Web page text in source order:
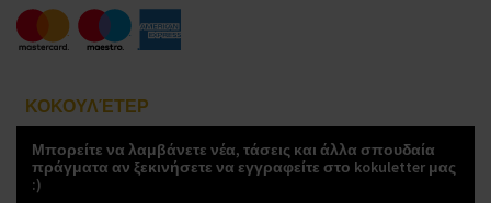
ΚΟΚΟΥΛΈΤΕΡ
Μπορείτε να λαμβάνετε νέα, τάσεις και άλλα σπουδαία
πράγματα αν ξεκινήσετε να εγγραφείτε στο kokuletter μας
:)